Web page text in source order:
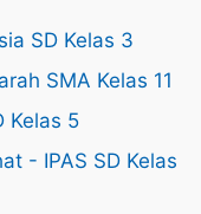
SD Kelas 3
SMA Kelas 11
Kelas 5
- IPAS SD Kelas